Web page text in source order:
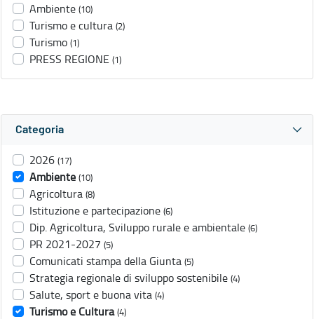
Ambiente (10)
Turismo e cultura (2)
Turismo (1)
PRESS REGIONE (1)
Categoria
2026 (17)
Ambiente (10)
Agricoltura (8)
Istituzione e partecipazione (6)
Dip. Agricoltura, Sviluppo rurale e ambientale (6)
PR 2021-2027 (5)
Comunicati stampa della Giunta (5)
Strategia regionale di sviluppo sostenibile (4)
Salute, sport e buona vita (4)
Turismo e Cultura (4)